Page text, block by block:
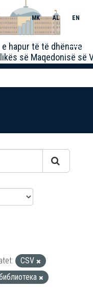
hapur të të dhënave
së Maqedonisë së
MK AL EN
Toggle
CSV